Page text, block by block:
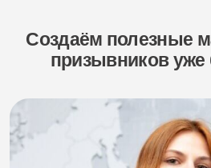
Создаём полезные
призывников уже